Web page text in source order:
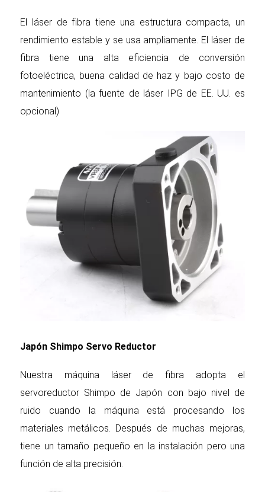
El láser de fibra tiene una estructura compacta, un
rendimiento estable y se usa ampliamente. El láser de
fibra tiene una alta eficiencia de conversión
fotoeléctrica, buena calidad de haz y bajo costo de
mantenimiento (la fuente de láser IPG de EE. UU. es
opcional)
Japón Shimpo Servo Reductor
Nuestra máquina láser de fibra adopta el
servoreductor Shimpo de Japón con bajo nivel de
ruido cuando la máquina está procesando los
materiales metálicos. Después de muchas mejoras,
tiene un tamaño pequeño en la instalación pero una
función de alta precisión.